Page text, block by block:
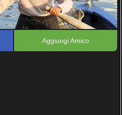
Aggiungi Amico